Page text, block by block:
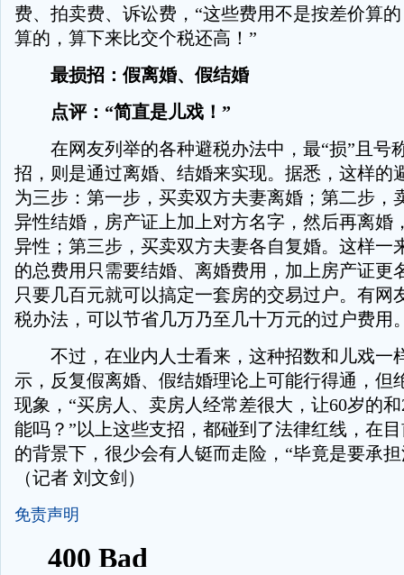
费、拍卖费、诉讼费，“这些费用不是按差价算
算的，算下来比交个税还高！”
最损招：假离婚、假结婚
点评：“简直是儿戏！”
在网友列举的各种避税办法中，最“损”且号
招，则是通过离婚、结婚来实现。据悉，这样的
为三步：第一步，买卖双方夫妻离婚；第二步，
异性结婚，房产证上加上对方名字，然后再离婚
异性；第三步，买卖双方夫妻各自复婚。这样一
的总费用只需要结婚、离婚费用，加上房产证更
只要几百元就可以搞定一套房的交易过户。有网
税办法，可以节省几万乃至几十万元的过户费用
不过，在业内人士看来，这种招数和儿戏一
示，反复假离婚、假结婚理论上可能行得通，但
现象，“买房人、卖房人经常差很大，让60岁的
能吗？”以上这些支招，都碰到了法律红线，在
的背景下，很少会有人铤而走险，“毕竟是要承
（记者 刘文剑）
免责声明